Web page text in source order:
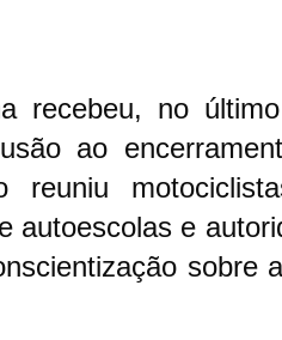
recebeu, no
ao
autoescolas e
sobre